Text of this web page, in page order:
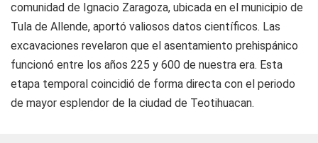
comunidad de Ignacio Zaragoza, ubicada en el municipio de
Tula de Allende, aportó valiosos datos científicos. Las
excavaciones revelaron que el asentamiento prehispánico
funcionó entre los años 225 y 600 de nuestra era. Esta
etapa temporal coincidió de forma directa con el periodo
de mayor esplendor de la ciudad de Teotihuacan.